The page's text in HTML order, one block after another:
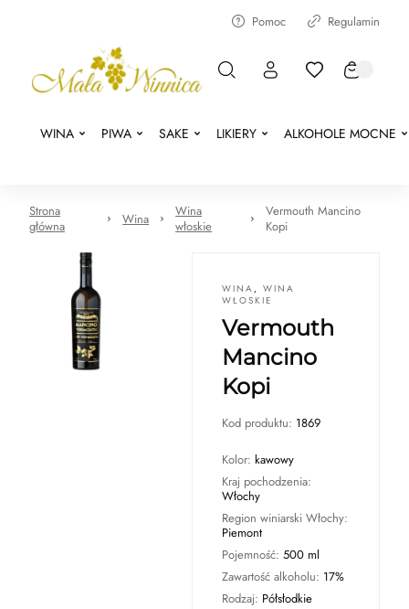
Pomoc Regulamin
WINA PIWA SAKE LIKIERY ALKOHOLE MOCNE
Strona
główna
Wina
Wina
włoskie
Vermouth Mancino
Kopi
WINA , WINA
WŁOSKIE
Vermouth
Mancino
Kopi
Kod produktu: 1869
Kolor: kawowy
Kraj pochodzenia:
Włochy
Region winiarski Włochy:
Piemont
Pojemność: 500 ml
Zawartość alkoholu: 17%
Rodzaj: Półsłodkie